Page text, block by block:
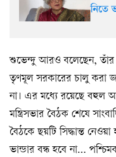
নিতে
শুভেন্দু আরও বলেছেন, তাঁর
তৃণমূল সরকারের চালু করা
না। এর মধ্যে রয়েছে বহুল
মন্ত্রিসভার বৈঠক শেষে
বৈঠকে ছয়টি সিদ্ধান্ত
ভান্ডার বন্ধ হবে না...